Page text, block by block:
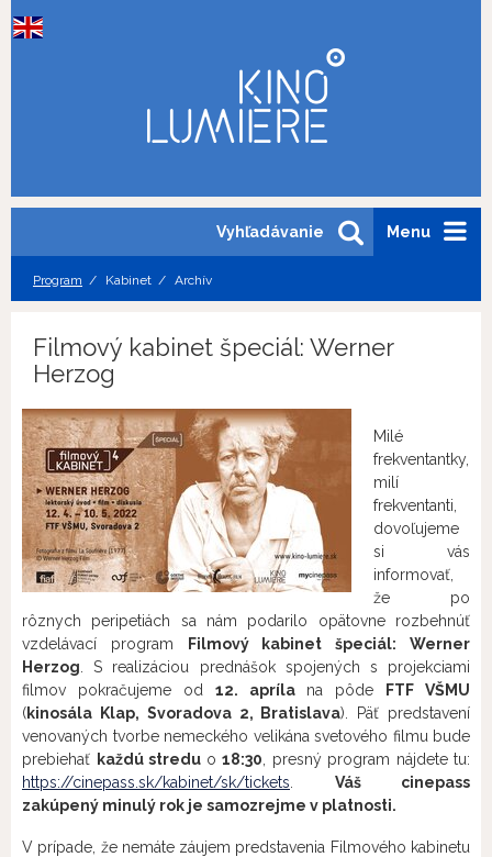
Menu
Vyhľadávanie
Program Kabinet Archív
Filmový kabinet špeciál: Werner
Herzog
Milé
frekventantky,
milí
frekventanti,
dovoľujeme
si vás
informovať,
že po
rôznych peripetiách sa nám podarilo opätovne rozbehnúť
vzdelávací program
Filmový kabinet špeciál: Werner
Herzog . S realizáciou prednášok spojených s projekciami
filmov pokračujeme od 12. aprílana pôde
FTF VŠMU
(kinosála Klap, Svoradova 2, Bratislava). Päť predstavení
venovaných tvorbe nemeckého velikána svetového filmu bude
prebiehať každú stredu o 18:30 , presný program nájdete tu:
https://cinepass.sk/kabinet/sk/tickets
Váš cinepass
zakúpený minulý rok je samozrejme v platnosti.
V prípade, že nemáte záujem predstavenia Filmového kabinetu